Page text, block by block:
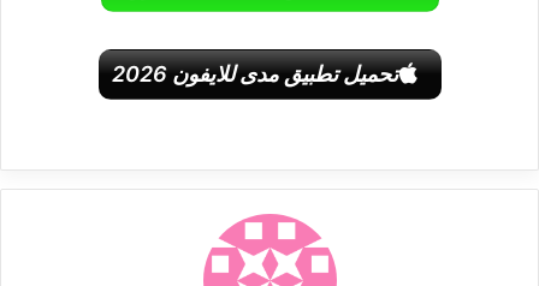
تحميل تطبيق مدى للايفون 2026